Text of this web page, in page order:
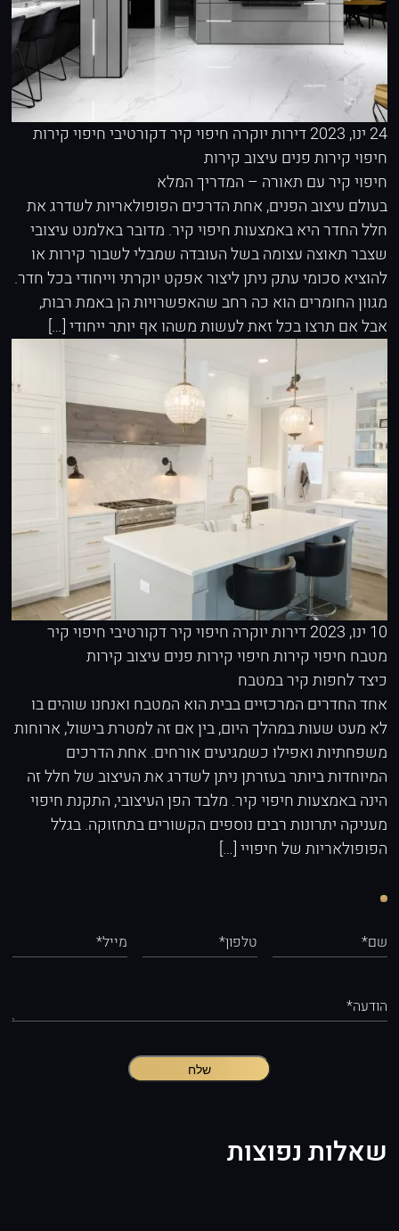
24 ינו, 2023 דירות יוקרה חיפוי קיר דקורטיביחיפוי קירות
חיפוי קירות פנים עיצוב קירות
חיפוי קיר עם תאורה – המדריך המלא
בעולם עיצוב הפנים, אחת הדרכים הפופולאריות לשדרג את
חלל החדר היא באמצעות חיפוי קיר. מדובר באלמנט עיצובי
שצבר תאוצה עצומה בשל העובדה שמבלי לשבור קירות או
להוציא סכומי עתק ניתן ליצור אפקט יוקרתי וייחודי בכל חדר.
מגוון החומרים הוא כה רחב שהאפשרויות הן באמת רבות,
אבל אם תרצו בכל זאת לעשות משהו אף יותר ייחודי […]
10 ינו, 2023 דירות יוקרה חיפוי קיר דקורטיביחיפוי קיר
מטבח חיפוי קירותחיפוי קירות פנים עיצוב קירות
כיצד לחפות קיר במטבח
אחד החדרים המרכזיים בבית הוא המטבח ואנחנו שוהים בו
לא מעט שעות במהלך היום, בין אם זה למטרת בישול, ארוחות
משפחתיות ואפילו כשמגיעים אורחים. אחת הדרכים
המיוחדות ביותר בעזרתן ניתן לשדרג את העיצוב של חלל זה
הינה באמצעות חיפוי קיר. מלבד הפן העיצובי, התקנת חיפוי
מעניקה יתרונות רבים נוספים הקשורים בתחזוקה. בגלל
הפופולאריות של חיפויי […]
שם* טלפון* מייל*
הודעה*
שלח
שאלות נפוצות